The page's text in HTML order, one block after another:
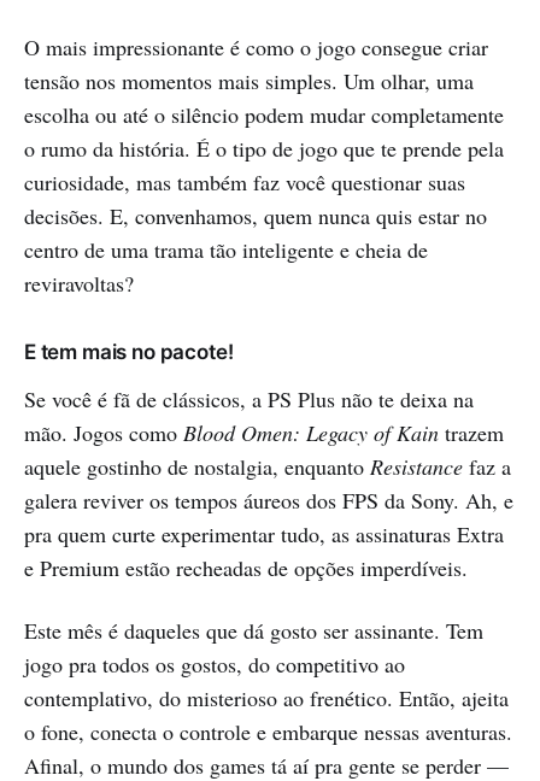
O mais impressionante é como o jogo consegue criar
tensão nos momentos mais simples. Um olhar, uma
escolha ou até o silêncio podem mudar completamente
o rumo da história. É o tipo de jogo que te prende pela
curiosidade, mas também faz você questionar suas
decisões. E, convenhamos, quem nunca quis estar no
centro de uma trama tão inteligente e cheia de
reviravoltas?
E tem mais no pacote!
Se você é fã de clássicos, a PS Plus não te deixa na
mão. Jogos como Blood Omen: Legacy of Kain trazem
aquele gostinho de nostalgia, enquanto Resistance faz a
galera reviver os tempos áureos dos FPS da Sony. Ah, e
pra quem curte experimentar tudo, as assinaturas Extra
e Premium estão recheadas de opções imperdíveis.
Este mês é daqueles que dá gosto ser assinante. Tem
jogo pra todos os gostos, do competitivo ao
contemplativo, do misterioso ao frenético. Então, ajeita
o fone, conecta o controle e embarque nessas aventuras.
Afinal, o mundo dos games tá aí pra gente se perder —